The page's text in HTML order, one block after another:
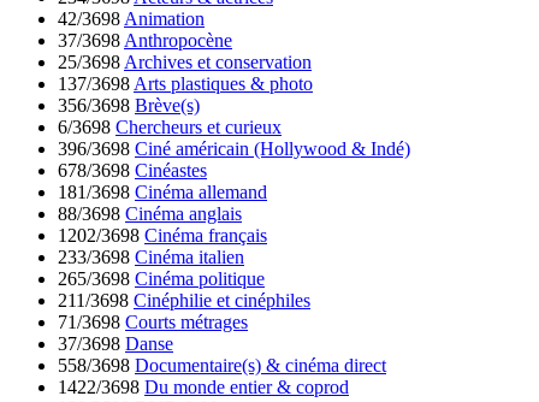
42/3698 Animation
37/3698 Anthropocène
25/3698 Archives et conservation
137/3698 Arts plastiques & photo
356/3698 Brève(s)
6/3698 Chercheurs et curieux
396/3698 Ciné américain (Hollywood & Indé)
678/3698 Cinéastes
181/3698 Cinéma allemand
88/3698 Cinéma anglais
1202/3698 Cinéma français
233/3698 Cinéma italien
265/3698 Cinéma politique
211/3698 Cinéphilie et cinéphiles
71/3698 Courts métrages
37/3698 Danse
558/3698 Documentaire(s) & cinéma direct
1422/3698 Du monde entier & coprod